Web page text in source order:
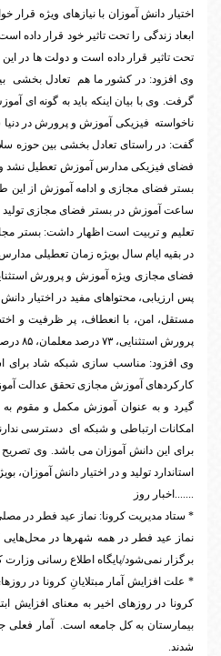
اختیار دانش آموزان با نیازهای ویژه
ابعاد زندگی را تحت تاثیر خود قرار
تحت تاثیر قرار داده است و دولت ها در
وی افزود: در کشور ما هم تعادل بخشی
گرفت. وی‌ با بیان اینکه باید به گونه ای
ناخواسته فیزیکی آموزش و پرورش ‌در
گفت: در راستای تعادل بخشی بین حوزه
فضای فیزیکی مدارس آموزش تعطیل نشد و
ساعت آموزش در بستر فضای مجازی تولید
تعلیم و تربیت است اظهار داشت: بستر
در بقیه ایام سال بویژه زمان تعطیلی
پس ارزیابی، محتواهای مفید در اختیار
پرورش استثنایی، ۷۳ درصد معلمان، ۸۵ درصد کلاس ها و صد درصد مدارس استثنایی به این شبکه متصل شده اند.
وی افزود: مناسب سازی شبکه شاد برای
کارکردهای آموزش مجازی تحقق عدالت
امکانات ارتباطی و شبکه ای دسترسی
برای این دانش آموزان می باشد. وی
استاندارد تولید و در اختیار دانش
.......اخبار روز
* ستاد مدیریت کرونا: نماز عید فطر در
نماز عید فطر در همه شهرها در
برگزار نمی‌شود/پایگاه اطلاع رسانی وزارت
* علت افزایش آمار مبتلایانِ کرونا در
کرونا در روزهای اخیر به معنای افزایش
بیمارستان به کل جامعه است. آمار فعلی
شدند.